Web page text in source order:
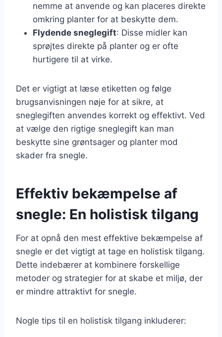
nemme at anvende og kan placeres direkte
omkring planter for at beskytte dem.
Flydende sneglegift: Disse midler kan
sprøjtes direkte på planter og er ofte
hurtigere til at virke.
Det er vigtigt at læse etiketten og følge
brugsanvisningen nøje for at sikre, at
sneglegiften anvendes korrekt og effektivt. Ved
at vælge den rigtige sneglegift kan man
beskytte sine grøntsager og planter mod
skader fra snegle.
Effektiv bekæmpelse af
snegle: En holistisk tilgang
For at opnå den mest effektive bekæmpelse af
snegle er det vigtigt at tage en holistisk tilgang.
Dette indebærer at kombinere forskellige
metoder og strategier for at skabe et miljø, der
er mindre attraktivt for snegle.
Nogle tips til en holistisk tilgang inkluderer: